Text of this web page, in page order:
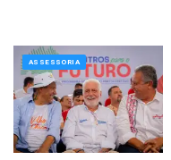
ASSESSORIA